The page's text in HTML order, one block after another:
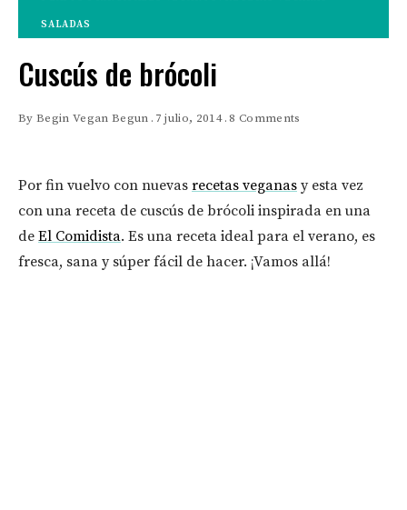
SALADAS
Cuscús de brócoli
By Begin Vegan Begun 7 julio, 2014 8 Comments
Por fin vuelvo con nuevas recetas veganas y esta vez
con una receta de cuscús de brócoli inspirada en una
de El Comidista. Es una receta ideal para el verano, es
fresca, sana y súper fácil de hacer. ¡Vamos allá!